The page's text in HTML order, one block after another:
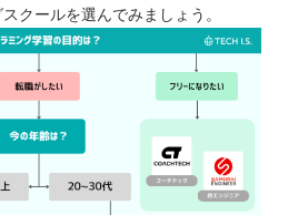
ラミング学習がおすすめの理由
してエンジニアの不足
転職でもスキルがあることで次
える
プログラミング学習が必修
に縛られずに働きやすい
へ向けて、DX化を進める企業
クールを選んでみましょう。